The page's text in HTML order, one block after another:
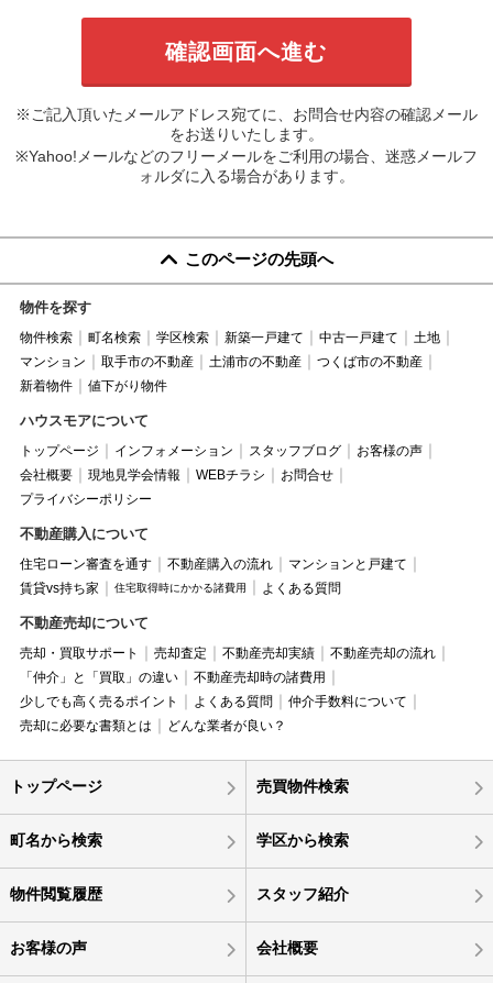
※ご記入頂いたメールアドレス宛てに、お問合せ内容の確認メール
をお送りいたします。
※Yahoo!メールなどのフリーメールをご利用の場合、迷惑メールフ
ォルダに入る場合があります。
このページの先頭へ
物件を探す
物件検索 町名検索 学区検索 新築一戸建て 中古一戸建て
土地
マンション
取手市の不動産 土浦市の不動産
つくば市の不動産
新着物件
値下がり物件
ハウスモアについて
トップページ インフォメーション スタッフブログ
お客様の声
会社概要
現地見学会情報 WEBチラシ
お問合せ
プライバシーポリシー
不動産購入について
住宅ローン審査を通す 不動産購入の流れ
マンションと戸建て
賃貸vs持ち家
住宅取得時にかかる諸費用 よくある質問
不動産売却について
売却・買取サポート 売却査定 不動産売却実績
不動産売却の流れ
「仲介」と「買取」の違い
不動産売却時の諸費用
少しでも高く売るポイント
よくある質問
仲介手数料について
売却に必要な書類とは
どんな業者が良い？
トップページ 売買物件検索
町名から検索 学区から検索
物件閲覧履歴 スタッフ紹介
お客様の声 会社概要